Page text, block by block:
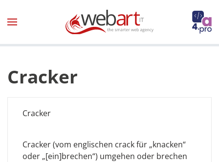
Zum Hauptinhalt springen
Cracker
Cracker
Cracker (vom englischen crack für „knacken“
oder „[ein]brechen“) umgehen oder brechen